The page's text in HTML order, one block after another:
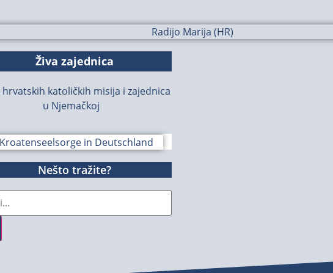
Živa zajednica
katoličkih misija i zajednica
u Njemačkoj
Nešto tražite?